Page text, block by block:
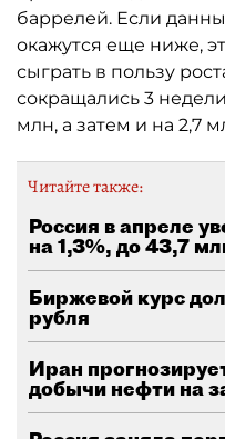
баррелей. Если
окажутся еще ниже,
сыграть в пользу
сокращались 3
млн, а затем и на 2,7
Читайте также:
Россия в апреле
на 1,3%, до 43,7
Биржевой курс
рубля
Иран
добычи нефти на